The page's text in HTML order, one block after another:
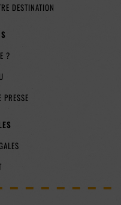
DESTINATION
?
PRESSE